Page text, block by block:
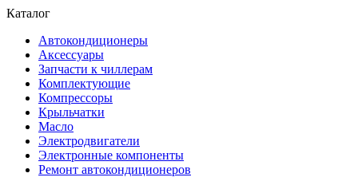
Каталог
Автокондиционеры
Аксессуары
Запчасти к чиллерам
Комплектующие
Компрессоры
Крыльчатки
Масло
Электродвигатели
Электронные компоненты
Ремонт автокондиционеров